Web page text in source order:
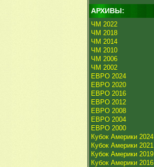
АРХИВЫ:
ЧМ 2022
ЧМ 2018
ЧМ 2014
ЧМ 2010
ЧМ 2006
ЧМ 2002
ЕВРО 2024
ЕВРО 2020
ЕВРО 2016
ЕВРО 2012
ЕВРО 2008
ЕВРО 2004
ЕВРО 2000
Кубок Америки 2024
Кубок Америки 2021
Кубок Америки 2019
Кубок Америки 2016